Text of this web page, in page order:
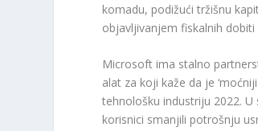
komadu, podižući tržišnu
objavljivanjem fiskalnih
Microsoft ima stalno
alat za koji kaže da je
tehnološku industriju 2022.
korisnici smanjili potrošnju